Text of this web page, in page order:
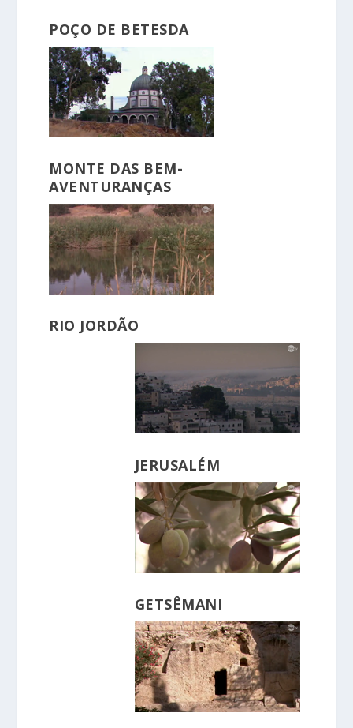
POÇO DE BETESDA
MONTE DAS BEM-
AVENTURANÇAS
RIO JORDÃO
JERUSALÉM
GETSÊMANI